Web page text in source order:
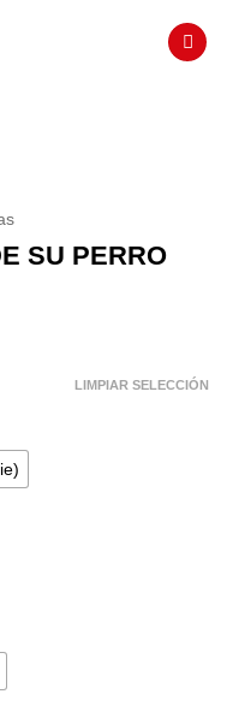
SU PERRO
LIMPIAR SELECCIÓN